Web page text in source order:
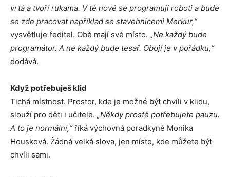
vrtá a tvoří rukama. V té nové se programují roboti a bude
se zde pracovat například se stavebnicemi Merkur,“
vysvětluje ředitel. Obě mají své místo. „Ne každý bude
programátor. A ne každý bude tesař. Obojí je v pořádku,“
dodává.
Když potřebuješ klid
Tichá místnost. Prostor, kde je možné být chvíli v klidu,
slouží pro děti i učitele. „Někdy prostě potřebujete pauzu.
A to je normální,“říká výchovná poradkyně Monika
Housková. Žádná velká slova, jen místo, kde můžete být
chvíli sami.